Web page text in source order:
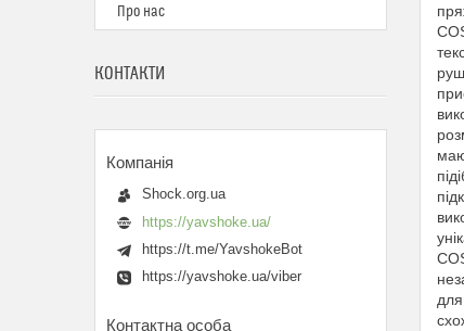
Про нас
КОНТАКТИ
Shock.org.ua
https://yavshoke.ua/
https://t.me/YavshokeBot
https://yavshoke.ua/viber